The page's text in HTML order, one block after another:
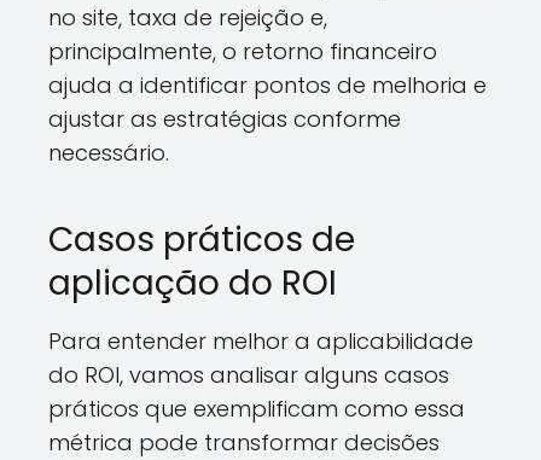
no site, taxa de rejeição e,
principalmente, o retorno financeiro
ajuda a identificar pontos de melhoria e
ajustar as estratégias conforme
necessário.
Casos práticos de
aplicação do ROI
Para entender melhor a aplicabilidade
do ROI, vamos analisar alguns casos
práticos que exemplificam como essa
métrica pode transformar decisões